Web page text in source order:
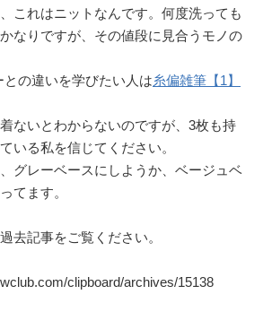
これはニットなんです。何度洗っても
なりですが、その値段に見合うモノの
の違いを学びたい人は糸偏雑筆【1】
ないとわからないのですが、3枚も持
いる私を信じてください。
グレーベースにしようか、ベージュベ
てます。
去記事をご覧ください。
clipboard/archives/15138